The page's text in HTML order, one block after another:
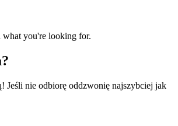
what you're looking for.
Jeśli nie odbiorę oddzwonię najszybciej jak